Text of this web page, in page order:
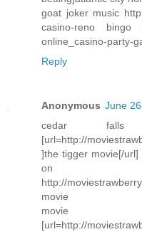
goat joker music
casino-reno bingo
online_casino-party-
Reply
Anonymous June
cedar
[url=http://
]the tigger movie[/
on
http://
movie
[url=http://